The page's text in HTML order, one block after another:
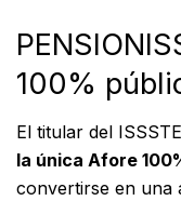
100%
El titular del
la única Afore
convertirse en una